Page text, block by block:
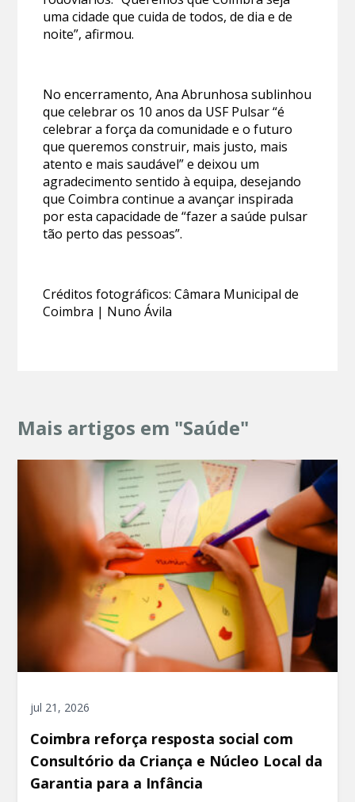
uma cidade que cuida de todos, de dia e de
noite”, afirmou.
No encerramento, Ana Abrunhosa sublinhou
que celebrar os 10 anos da USF Pulsar “é
celebrar a força da comunidade e o futuro
que queremos construir, mais justo, mais
atento e mais saudável” e deixou um
agradecimento sentido à equipa, desejando
que Coimbra continue a avançar inspirada
por esta capacidade de “fazer a saúde pulsar
tão perto das pessoas”.
Créditos fotográficos: Câmara Municipal de
Coimbra | Nuno Ávila
Mais artigos em "Saúde"
jul 21, 2026
Coimbra reforça resposta social com
Consultório da Criança e Núcleo Local da
Garantia para a Infância